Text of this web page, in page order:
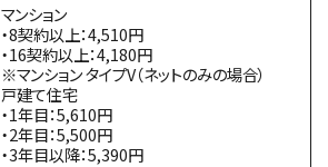
マンション
・8契約以上：4,510円
・16契約以上：4,180円
※マンション タイプV（ネットのみの場合）
戸建て住宅
・1年目：5,610円
・2年目：5,500円
・3年目以降：5,390円